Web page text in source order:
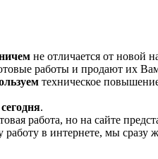
не отличается от новой
работы и продают их
техническое
.
работа, но на сайте
в интернете, мы сразу